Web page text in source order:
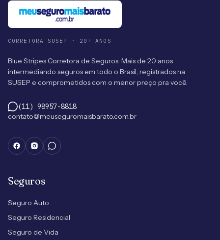
CORRETORA SUSEP · 20+ ANOS
Blue Stripes Corretora de Seguros. Mais de 20 anos
intermediando seguros em todo o Brasil, registrados na
SUSEP e comprometidos com o menor preço pra você.
(11) 98957-8818
contato@meuseguromaisbarato.com.br
Seguros
Seguro Auto
Seguro Residencial
Seguro de Vida